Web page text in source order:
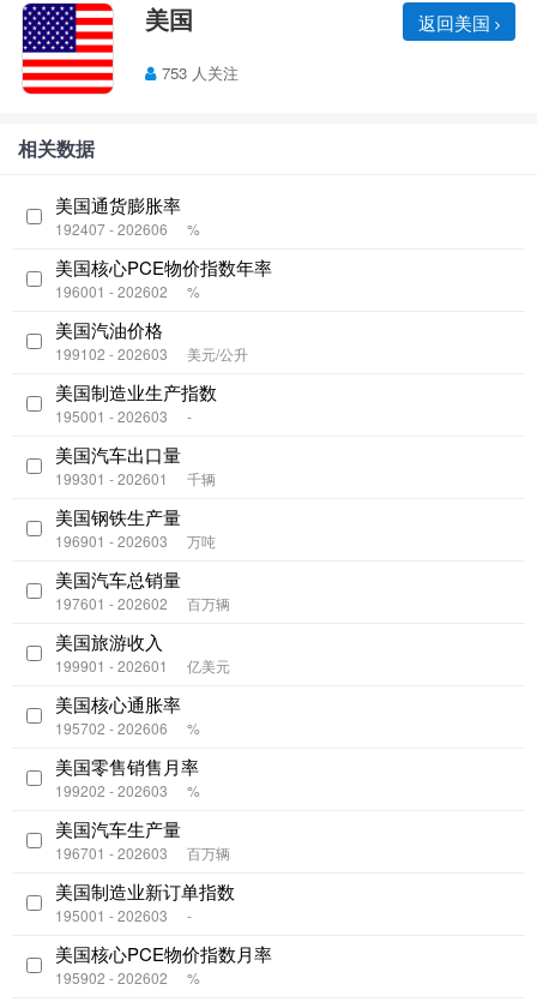
美国 返回美国
753 人关注
相关数据
美国通货膨胀率
192407 - 202606 %
美国核心PCE物价指数年率
196001 - 202602 %
美国汽油价格
199102 - 202603 美元/公升
美国制造业生产指数
195001 - 202603 -
美国汽车出口量
199301 - 202601 千辆
美国钢铁生产量
196901 - 202603 万吨
美国汽车总销量
197601 - 202602 百万辆
美国旅游收入
199901 - 202601 亿美元
美国核心通胀率
195702 - 202606 %
美国零售销售月率
199202 - 202603 %
美国汽车生产量
196701 - 202603 百万辆
美国制造业新订单指数
195001 - 202603 -
美国核心PCE物价指数月率
195902 - 202602 %